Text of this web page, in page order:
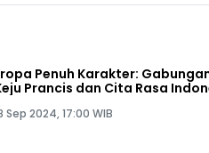
Penuh Karakter:
Prancis dan Cita Rasa
Sep 2024, 17:00 WIB